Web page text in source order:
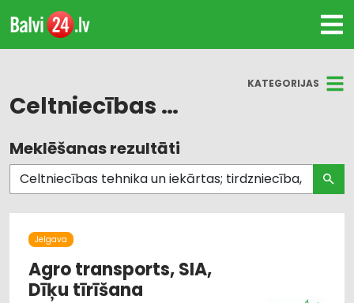
KATEGORIJAS
Celtniecības tehnika un iekārtas; tirdzniecība, serviss
Visas nozares
Celtniecības tehnika un iekārtas; tirdzniecība,
Dārza tehnika un inventārs
Instrumentu un darbarīku tirdzniecība
Meklēšanas rezultāti
Jelgava
Agro transports, SIA,
Dīķu tīrīšana